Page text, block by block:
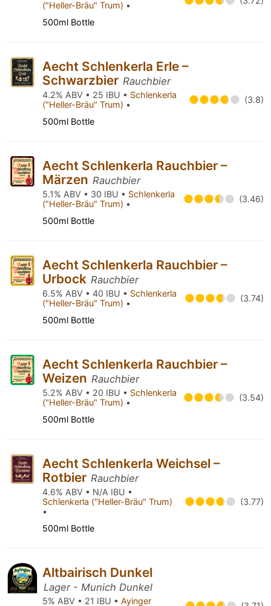
("Heller-Bräu" Trum) •
500ml Bottle
Aecht Schlenkerla Erle –
Schwarzbier Rauchbier
4.2% ABV • 25 IBU • Schlenkerla
("Heller-Bräu" Trum) • (3.8)
500ml Bottle
Aecht Schlenkerla Rauchbier –
Märzen Rauchbier
5.1% ABV • 30 IBU • Schlenkerla
("Heller-Bräu" Trum) • (3.46)
500ml Bottle
Aecht Schlenkerla Rauchbier –
Urbock Rauchbier
6.5% ABV • 40 IBU • Schlenkerla
("Heller-Bräu" Trum) • (3.74)
500ml Bottle
Aecht Schlenkerla Rauchbier –
Weizen Rauchbier
5.2% ABV • 20 IBU • Schlenkerla
("Heller-Bräu" Trum) • (3.54)
500ml Bottle
Aecht Schlenkerla Weichsel –
Rotbier Rauchbier
4.6% ABV • N/A IBU •
Schlenkerla ("Heller-Bräu" Trum)
•
(3.77)
500ml Bottle
Altbairisch Dunkel
Lager - Munich Dunkel
5% ABV • 21 IBU • Ayinger